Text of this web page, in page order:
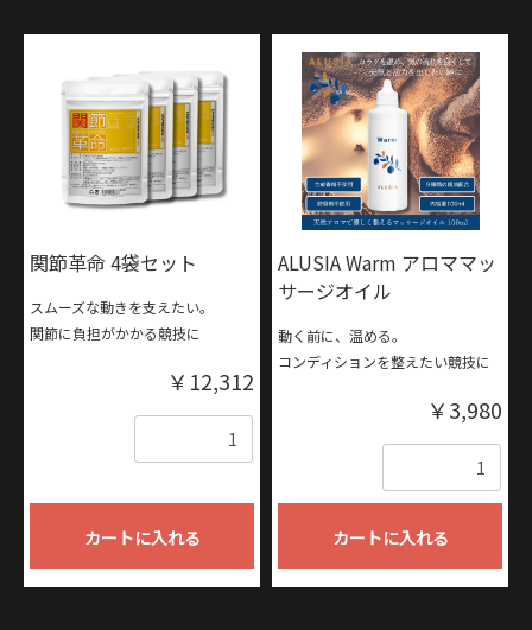
関節革命 4袋セット
スムーズな動きを支えたい。
関節に負担がかかる競技に
￥12,312
カートに入れる
ALUSIA Warm アロママッ
サージオイル
動く前に、温める。
コンディションを整えたい競技に
￥3,980
カートに入れる